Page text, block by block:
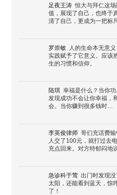
足夜王涛 恒大与拜仁这
值，展现了自己，也终于
清了自己，更成为一把标
罗崇敏 人的生命本无意
实践赋予了它意义。应该
生的习惯和信仰。
陆琪 幸福是什么？当你功
发现成功不会让你幸福，
会。当你赚到很多钱时…
李英俊律师 哥们充话费输
人交了100元，就打过去
充点回来。对方特郁闷地
急诊科于莺 出门时发现
太阳，还能看到蓝天，惊
了！